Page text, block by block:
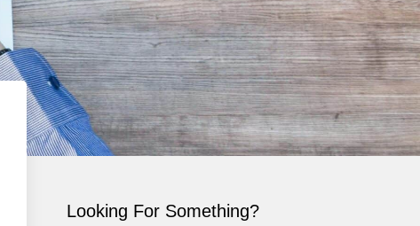
Looking For Something?